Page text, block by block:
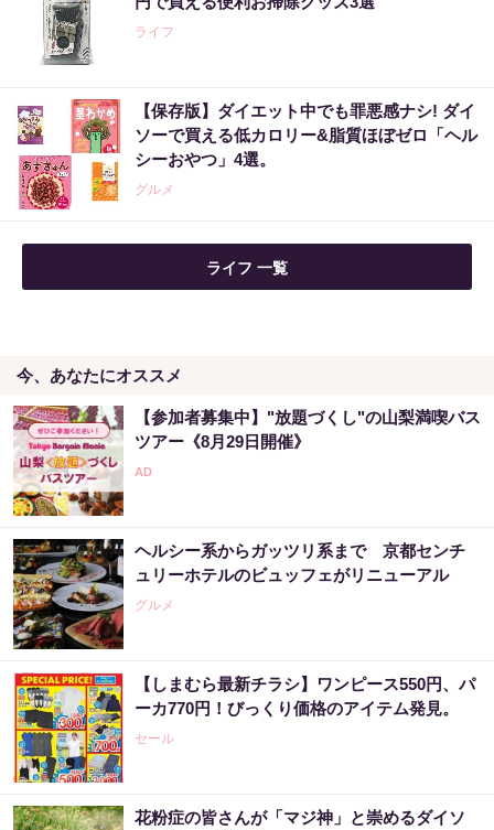
ライフ
【保存版】ダイエット中でも罪悪感ナシ! ダイ
ソーで買える低カロリー&脂質ほぼゼロ「ヘル
シーおやつ」4選。
グルメ
ライフ 一覧
今、あなたにオススメ
【参加者募集中】"放題づくし"の山梨満喫バス
ツアー《8月29日開催》
ヘルシー系からガッツリ系まで 京都センチ
ュリーホテルのビュッフェがリニューアル
グルメ
【しまむら最新チラシ】ワンピース550円、パ
ーカ770円！びっくり価格のアイテム発見。
セール
花粉症の皆さんが「マジ神」と崇めるダイソ